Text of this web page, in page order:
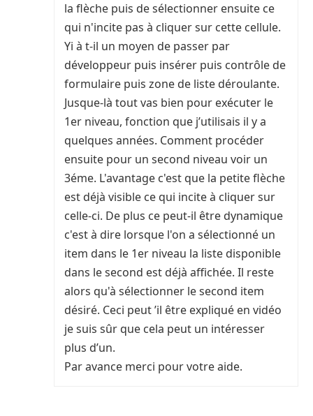
la flèche puis de sélectionner ensuite ce
qui n'incite pas à cliquer sur cette cellule.
Yi à t-il un moyen de passer par
développeur puis insérer puis contrôle de
formulaire puis zone de liste déroulante.
Jusque-là tout vas bien pour exécuter le
1er niveau, fonction que j’utilisais il y a
quelques années. Comment procéder
ensuite pour un second niveau voir un
3éme. L'avantage c'est que la petite flèche
est déjà visible ce qui incite à cliquer sur
celle-ci. De plus ce peut-il être dynamique
c'est à dire lorsque l'on a sélectionné un
item dans le 1er niveau la liste disponible
dans le second est déjà affichée. Il reste
alors qu'à sélectionner le second item
désiré. Ceci peut ’il être expliqué en vidéo
je suis sûr que cela peut un intéresser
plus d’un.
Par avance merci pour votre aide.